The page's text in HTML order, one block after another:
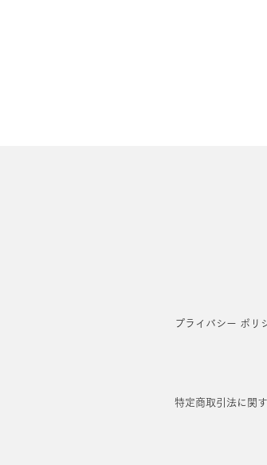
プライバシー ポリ
特定商取引法に関